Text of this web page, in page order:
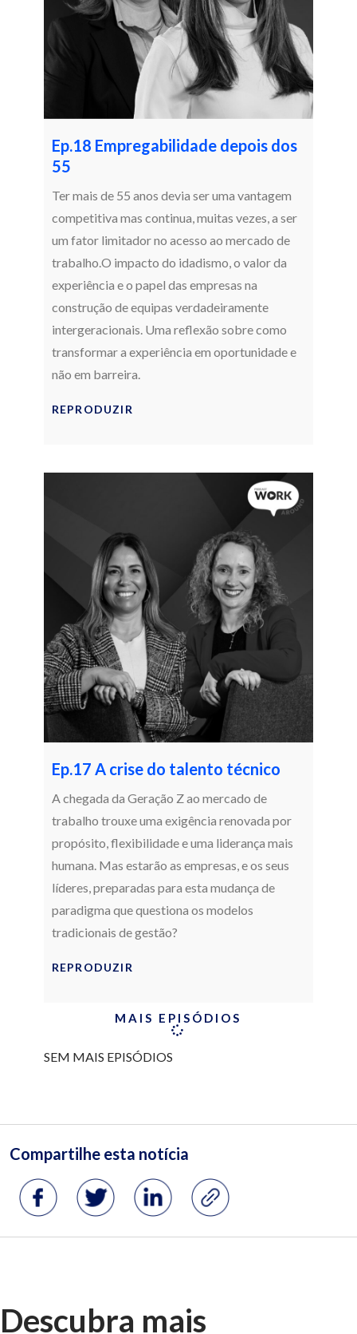
Ep.18 Empregabilidade depois dos
55
Ter mais de 55 anos devia ser uma vantagem
competitiva mas continua, muitas vezes, a ser
um fator limitador no acesso ao mercado de
trabalho.O impacto do idadismo, o valor da
experiência e o papel das empresas na
construção de equipas verdadeiramente
intergeracionais. Uma reflexão sobre como
transformar a experiência em oportunidade e
não em barreira.
REPRODUZIR
Ep.17 A crise do talento técnico
A chegada da Geração Z ao mercado de
trabalho trouxe uma exigência renovada por
propósito, flexibilidade e uma liderança mais
humana. Mas estarão as empresas, e os seus
líderes, preparadas para esta mudança de
paradigma que questiona os modelos
tradicionais de gestão?
REPRODUZIR
MAIS EPISÓDIOS
SEM MAIS EPISÓDIOS
Descubra mais